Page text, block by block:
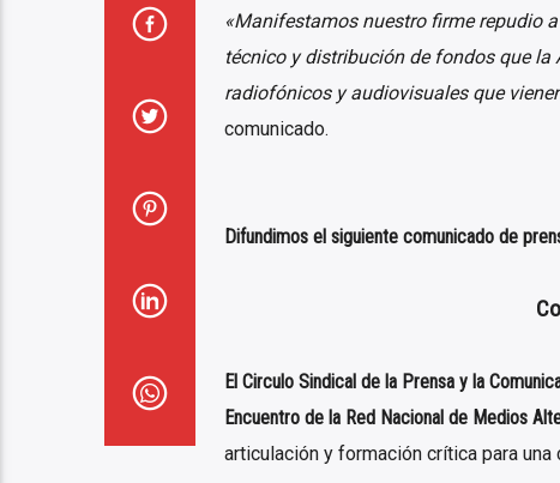
«Manifestamos nuestro firme repudio
técnico y distribución de fondos que la
radiofónicos y audiovisuales que
comunicado.
Difundimos el siguiente comunicado de
El Circulo Sindical de la Prensa y la
Encuentro de la Red Nacional de Medios
articulación y formación crítica para